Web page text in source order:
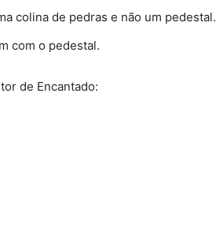
colina de pedras e não um pedestal.
com o pedestal.
de Encantado: